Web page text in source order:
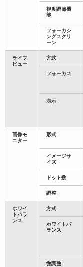
視度調節機
能
フォーカシ
ングスクリ
ーン
ライブ
ビュー
方式
フォーカス
表示
画像モ
ニター
形式
イメージサ
イズ
ドット数
調整
ホワイ
トバラ
ンス
方式
ホワイトバ
ランス
微調整